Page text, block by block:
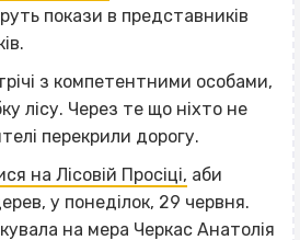
покази в представників
з компетентними особами,
лісу. Через те що ніхто не
перекрили дорогу.
на Лісовій Просіці, аби
у понеділок, 29 червня.
на мера Черкас Анатолія